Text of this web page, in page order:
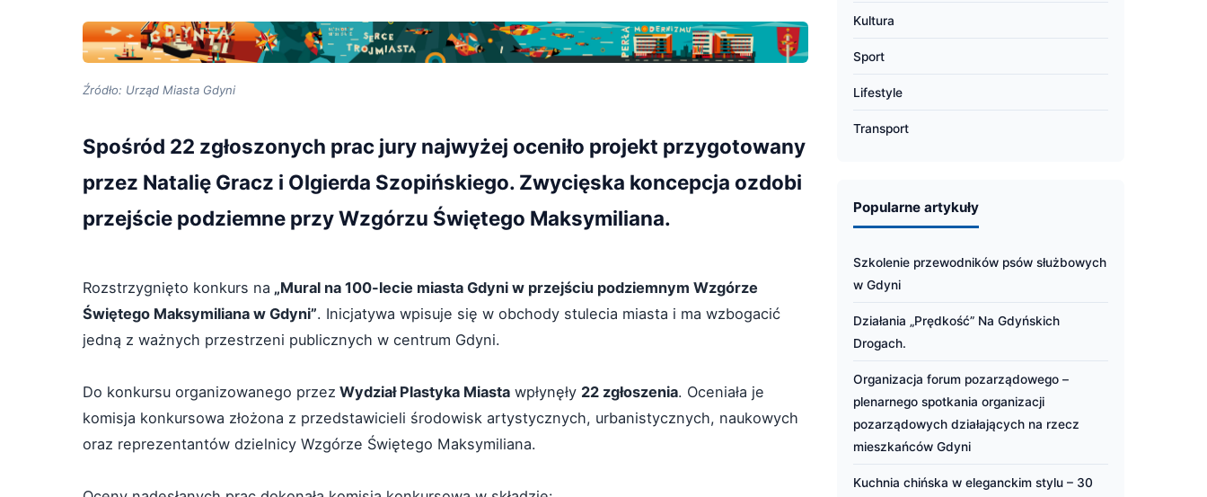
Źródło: Urząd Miasta Gdyni
Spośród 22 zgłoszonych prac jury najwyżej oceniło projekt przygotowany
przez Natalię Gracz i Olgierda Szopińskiego. Zwycięska koncepcja ozdobi
przejście podziemne przy Wzgórzu Świętego Maksymiliana.
Rozstrzygnięto konkurs na „Mural na 100-lecie miasta Gdyni w przejściu podziemnym Wzgórze
Świętego Maksymiliana w Gdyni”. Inicjatywa wpisuje się w obchody stulecia miasta i ma wzbogacić
jedną z ważnych przestrzeni publicznych w centrum Gdyni.
Do konkursu organizowanego przez Wydział Plastyka Miasta wpłynęły 22 zgłoszenia. Oceniała je
komisja konkursowa złożona z przedstawicieli środowisk artystycznych, urbanistycznych, naukowych
oraz reprezentantów dzielnicy Wzgórze Świętego Maksymiliana.
Kultura
Sport
Lifestyle
Transport
Popularne artykuły
Szkolenie przewodników psów służbowych
w Gdyni
Działania „Prędkość” Na Gdyńskich
Drogach.
Organizacja forum pozarządowego –
plenarnego spotkania organizacji
pozarządowych działających na rzecz
mieszkańców Gdyni
Kuchnia chińska w eleganckim stylu – 30